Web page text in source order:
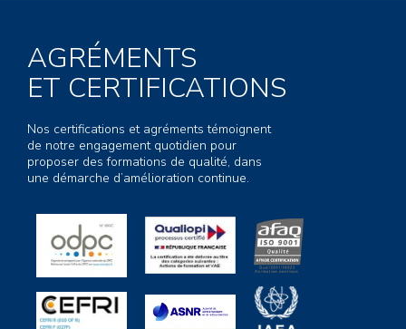
AGRÉMENTS
ET CERTIFICATIONS
Nos certifications et agréments témoignent
de notre engagement quotidien pour
proposer des formations de qualité, dans
une démarche d’amélioration continue.